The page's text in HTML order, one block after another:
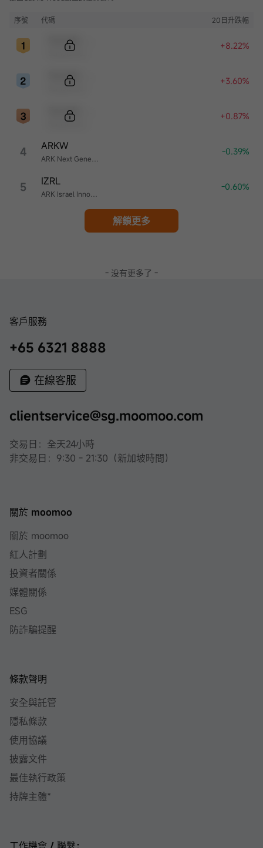
序號 代碼 20日升跌幅
+8.22%
+3.60%
+0.87%
4 ARKW -0.39%
5 IZRL -0.60%
解鎖更多
- 没有更多了 -
客戶服務
+65 6321 8888
在線客服
clientservice@sg.moomoo.com
交易日：全天24小時
非交易日：9:30 - 21:30（新加坡時間）
關於 moomoo
關於 moomoo
紅人計劃
投資者關係
媒體關係
ESG
防詐騙提醒
條款聲明
安全與託管
隱私條款
使用協議
披露文件
最佳執行政策
持牌主體*
工作機會 / 聯繫：